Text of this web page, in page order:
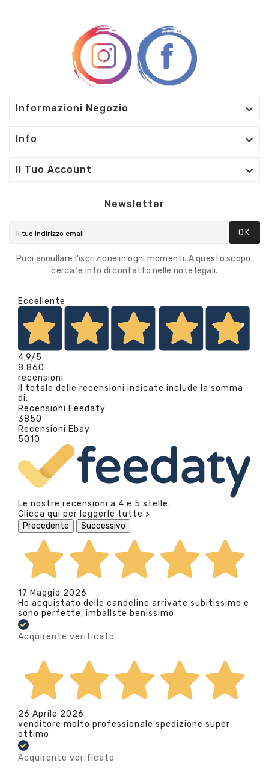
Informazioni Negozio 
Info 
Il Tuo Account 
Newsletter
OK
Puoi annullare l'iscrizione in ogni momenti. A questo scopo,
cerca le info di contatto nelle note legali.
Eccellente
4,9/5
8.860
recensioni
Il totale delle recensioni indicate include la somma
di:
Recensioni Feedaty
3850
Recensioni Ebay
5010
Le nostre recensioni a 4 e 5 stelle.
Clicca qui per leggerle tutte >
Precedente
Successivo
17 Maggio 2026
Ho acquistato delle candeline arrivate subitissimo e
sono perfette, imballste benissimo
Acquirente verificato
26 Aprile 2026
venditore molto professionale spedizione super
ottimo
Acquirente verificato